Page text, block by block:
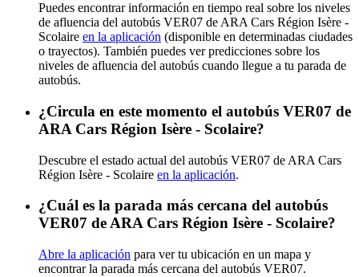
Puedes encontrar información en tiempo real sobre los niveles
de afluencia del autobús VER07 de ARA Cars Région Isère -
Scolaire en la aplicación (disponible en determinadas ciudades
o trayectos). También puedes ver predicciones sobre los
niveles de afluencia del autobús cuando llegue a tu parada de
autobús.
¿Circula en este momento el autobús VER07 de
ARA Cars Région Isère - Scolaire?
Descubre el estado actual del autobús VER07 de ARA Cars
Région Isère - Scolaire en la aplicación.
¿Cuál es la parada más cercana del autobús
VER07 de ARA Cars Région Isère - Scolaire?
Abre la aplicación para ver tu ubicación en un mapa y
encontrar la parada más cercana del autobús VER07.